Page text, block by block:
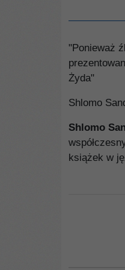
"Ponieważ
Żyda"
Shlomo
Shlomo
książek w